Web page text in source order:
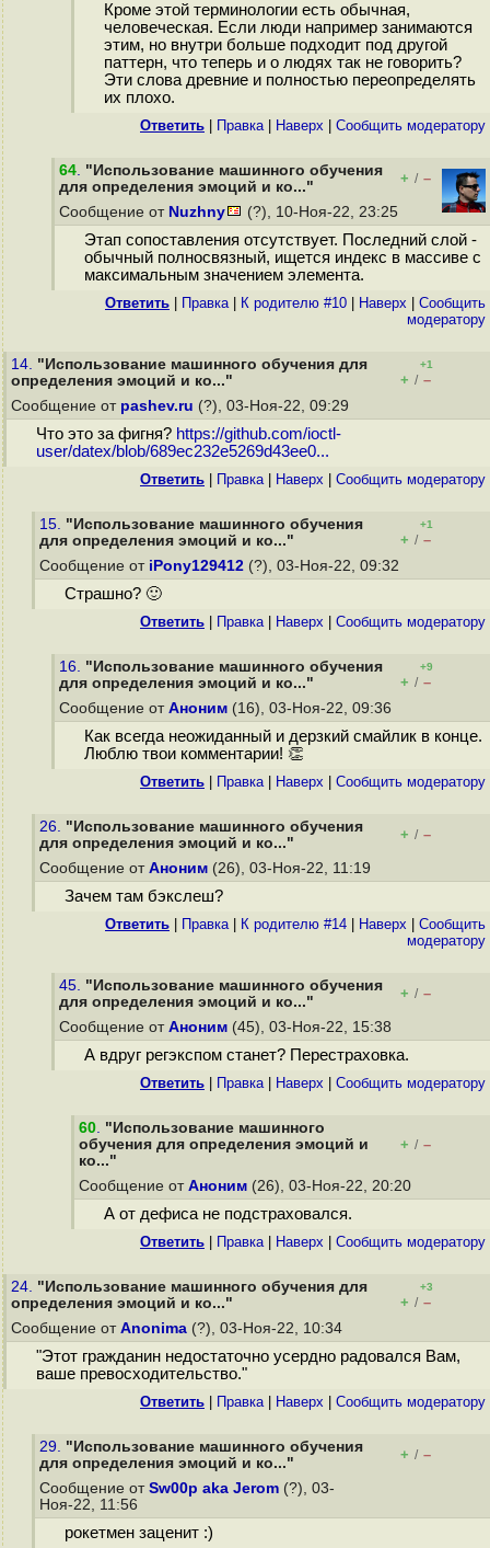
Кроме этой терминологии есть обычная,
человеческая. Если люди например занимаются
этим, но внутри больше подходит под другой
паттерн, что теперь и о людях так не говорить?
Эти слова древние и полностью переопределять
их плохо.
Ответить Правка| Наверх Cообщить модератору
64. "Использование машинного обучения
для определения эмоций и ко..."
+ / –
Сообщение от Nuzhny (?), 10-Ноя-22, 23:25
Этап сопоставления отсутствует. Последний слой -
обычный полносвязный, ищется индекс в массиве с
максимальным значением элемента.
Ответить Правка| К родителю #10 Наверх
Cообщить
модератору
14. "Использование машинного обучения для
определения эмоций и ко..."
+1
+ / –
Сообщение от pashev.ru (?), 03-Ноя-22, 09:29
Что это за фигня? https://github.com/ioctl-
user/datex/blob/689ec232e5269d43ee0...
Ответить Правка| Наверх Cообщить модератору
15. "Использование машинного обучения
для определения эмоций и ко..."
+1
+ / –
Сообщение от iPony129412 (?), 03-Ноя-22, 09:32
Страшно? 🙂
Ответить Правка| Наверх Cообщить модератору
16. "Использование машинного обучения
для определения эмоций и ко..."
+9
+ / –
Сообщение от Аноним (16), 03-Ноя-22, 09:36
Как всегда неожиданный и дерзкий смайлик в конце.
Люблю твои комментарии! 👏
Ответить Правка| Наверх Cообщить модератору
26. "Использование машинного обучения
для определения эмоций и ко..."
+ / –
Сообщение от Аноним (26), 03-Ноя-22, 11:19
Зачем там бэкслеш?
Ответить Правка| К родителю #14 Наверх
Cообщить
модератору
45. "Использование машинного обучения
для определения эмоций и ко..."
+ / –
Сообщение от Аноним (45), 03-Ноя-22, 15:38
А вдруг регэкспом станет? Перестраховка.
Ответить Правка| Наверх Cообщить модератору
60. "Использование машинного
обучения для определения эмоций и
ко..."
+ / –
Сообщение от Аноним (26), 03-Ноя-22, 20:20
А от дефиса не подстраховался.
Ответить Правка| Наверх Cообщить модератору
24. "Использование машинного обучения для
определения эмоций и ко..."
+3
+ / –
Сообщение от Anonima (?), 03-Ноя-22, 10:34
"Этот гражданин недостаточно усердно радовался Вам,
ваше превосходительство."
Ответить Правка| Наверх Cообщить модератору
29. "Использование машинного обучения
для определения эмоций и ко..."
+ / –
Сообщение от Sw00p aka Jerom (?), 03-
Ноя-22, 11:56
рокетмен заценит :)